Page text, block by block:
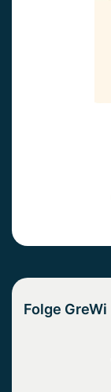
Folge GreWi